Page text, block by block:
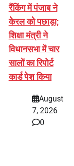
रैंकिंग में पंजाब ने
केरल को पछाड़ा;
शिक्षा मंत्री ने
विधानसभा में चार
सालों का रिपोर्ट
कार्ड पेश किया
August
7, 2026
0